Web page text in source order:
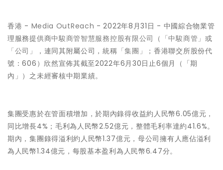
香港 - Media OutReach - 2022年8月31日 - 中國綜合物業管
理服務提供商中駿商管智慧服務控股有限公司 （ 「中駿商管」 或
「公司」
，連同其附屬公司，統稱 「集團」
；香港聯交所股份代
號：606）欣然宣佈其截至2022年6月30日止6個月（「期
內」）之未經審核中期業績。
集團受惠於在管面積增加，於期內錄得收益約人民幣6.05億元，
同比增長4%；毛利為人民幣2.52億元，整體毛利率達約41.6%。
期內，集團錄得溢利約人民幣1.37億元，母公司擁有人應佔溢利
為人民幣1.34億元，每股基本盈利為人民幣6.47分。